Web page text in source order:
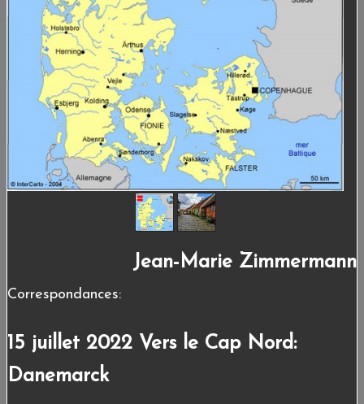
Jean-Marie Zimmermann
Correspondances:
15 juillet 2022 Vers le Cap Nord:
Danemarck